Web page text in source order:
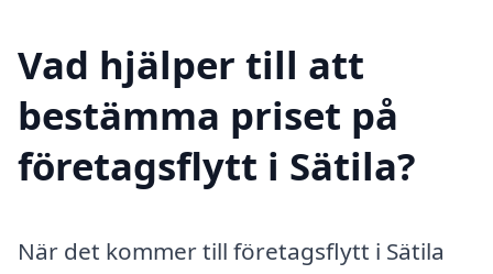
Vad hjälper till att
bestämma priset på
företagsflytt i Sätila?
När det kommer till företagsflytt i Sätila